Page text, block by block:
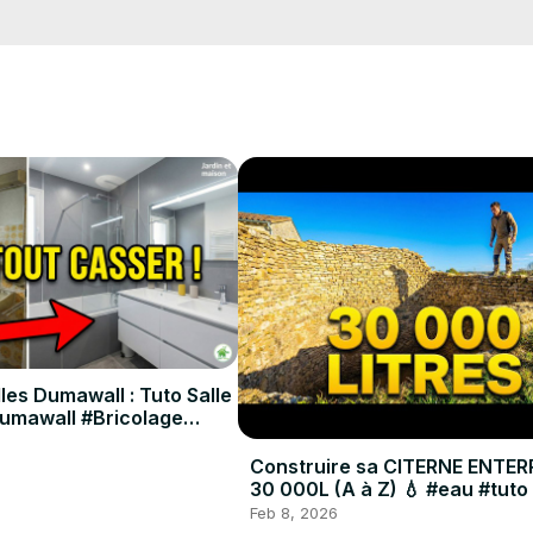
pour protéger la nidification des oiseaux et quels semis
partagez vos astuces en commentaire et abonnez-vous
Dumawall : Tuto Salle
#Bricolage
Construire sa CITERNE
30 000L (A à Z) 💧 #eau #tuto
Feb 8, 2026